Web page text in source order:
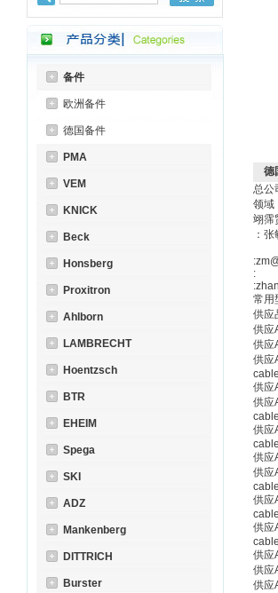
备件
欧洲备件
德国备件
PMA
VEM
KNICK
Beck
Honsberg
Proxitron
Ahlborn
LAMBRECHT
Hoentzsch
BTR
EHEIM
Spega
SKI
ADZ
Mankenberg
DITTRICH
Burster
德
总公
领域
翊霈
：张
:
常用
供应
供应
供应
供应
cable
供应
供应
cable
供应
cable
供应
供应
cable
供应
cable
供应
cable
供应
供应
供应